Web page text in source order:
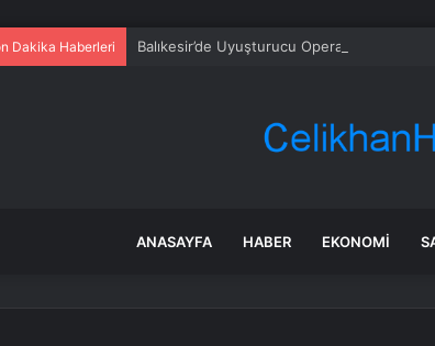
Dakika Haberleri Balıkesir’de Uyuşturucu Operasyonu: 2 Kilo
ANASAYFA HABER EKONOMI